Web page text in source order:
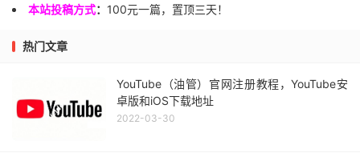
本站投稿方式： 100元一篇，置顶三天！
热门文章
YouTube（油管）官网注册教程，YouTube安
卓版和iOS下载地址
2022-03-30